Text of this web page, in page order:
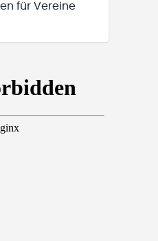
für Vereine